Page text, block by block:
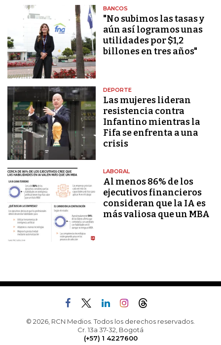
BANCOS
"No subimos las tasas y
aún así logramos unas
utilidades por $1,2
billones en tres años"
DEPORTE
Las mujeres lideran
resistencia contra
Infantino mientras la
Fifa se enfrenta a una
crisis
LABORAL
Al menos 86% de los
ejecutivos financieros
consideran que la IA es
más valiosa que un MBA
© 2026, RCN Medios. Todos los derechos reservados.
Cr. 13a 37-32, Bogotá
(+57) 1 4227600